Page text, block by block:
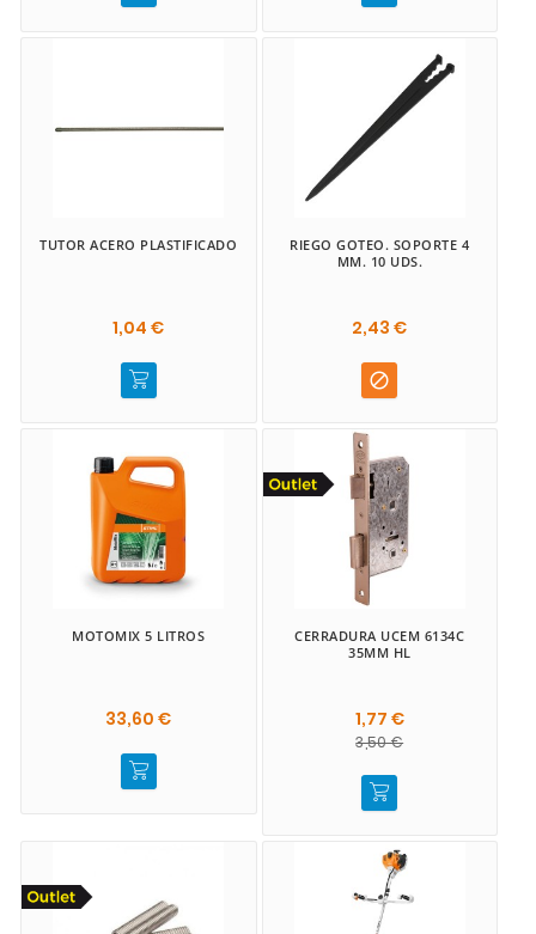
TUTOR ACERO PLASTIFICADO
1,04 €
RIEGO GOTEO. SOPORTE 4
MM. 10 UDS.
2,43 €

MOTOMIX 5 LITROS
33,60 €
CERRADURA UCEM 6134C
35MM HL
1,77 €
3,50 €